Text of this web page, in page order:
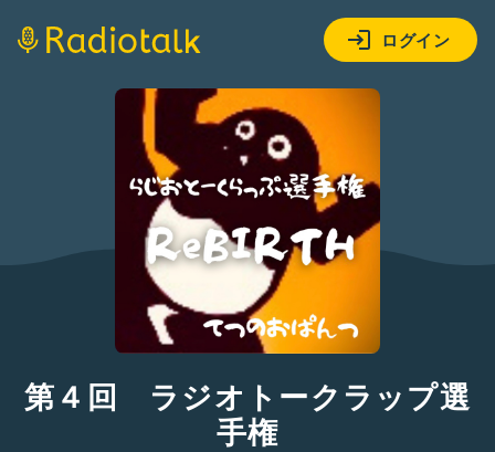
ログイン
第４回 ラジオトークラップ選
手権